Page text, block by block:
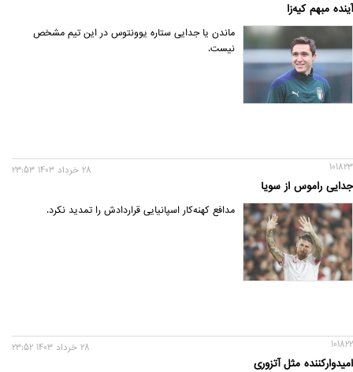
آینده مبهم کیه‌زا
ماندن یا جدایی ستاره یوونتوس در این تیم مشخص
نیست.
101823
جدایی راموس از سویا
28 خرداد 1403 23:53
مدافع کهنه‌کار اسپانیایی قراردادش را تمدید نکرد.
101822
امیدوارکننده مثل آتزوری
28 خرداد 1403 23:52